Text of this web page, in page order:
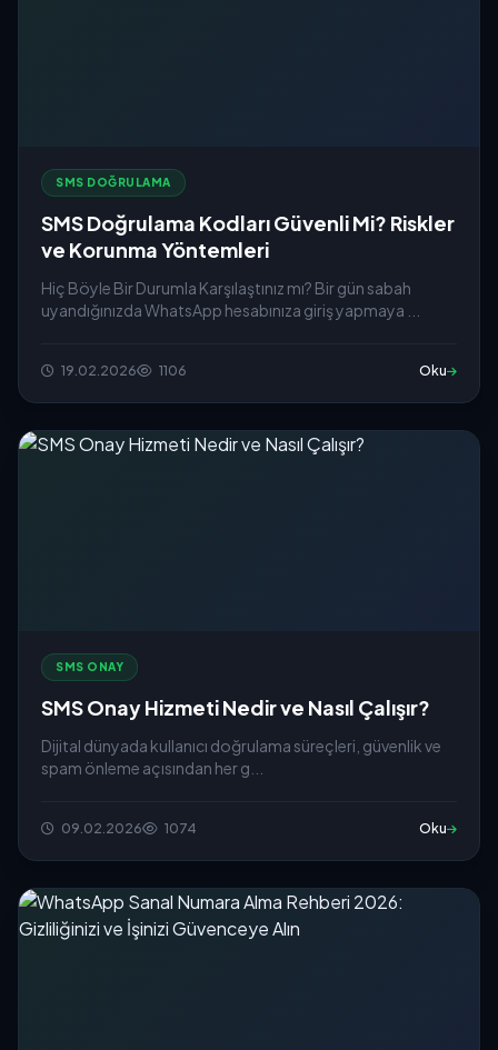
SMS DOĞRULAMA
SMS Doğrulama Kodları Güvenli Mi? Riskler
ve Korunma Yöntemleri
Hiç Böyle Bir Durumla Karşılaştınız mı? Bir gün sabah
uyandığınızda WhatsApp hesabınıza giriş yapmaya ...
19.02.2026 1106 Oku
SMS ONAY
SMS Onay Hizmeti Nedir ve Nasıl Çalışır?
Dijital dünyada kullanıcı doğrulama süreçleri, güvenlik ve
spam önleme açısından her g...
09.02.2026 1074 Oku